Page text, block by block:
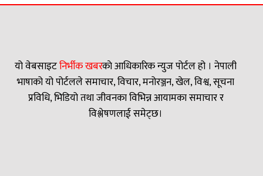
यो वेबसाइटनिर्भीक खबरकाे आधिकारिक न्युज पोर्टल हो । नेपाली
भाषाको यो पोर्टलले समाचार, विचार, मनोरञ्जन, खेल, विश्व, सूचना
प्रविधि, भिडियो तथा जीवनका विभिन्न आयामका समाचार र
विश्लेषणलाई समेट्छ।